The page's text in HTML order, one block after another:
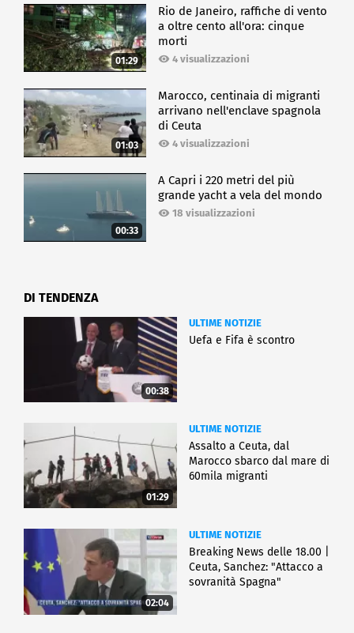
01:29
Rio de Janeiro, raffiche di vento
a oltre cento all'ora: cinque
morti
4 visualizzazioni
01:03
Marocco, centinaia di migranti
arrivano nell'enclave spagnola
di Ceuta
4 visualizzazioni
00:33
A Capri i 220 metri del più
grande yacht a vela del mondo
18 visualizzazioni
DI TENDENZA
00:38
ULTIME NOTIZIE
Uefa e Fifa è scontro
01:29
ULTIME NOTIZIE
Assalto a Ceuta, dal
Marocco sbarco dal mare di
60mila migranti
02:04
ULTIME NOTIZIE
Breaking News delle 18.00 |
Ceuta, Sanchez: "Attacco a
sovranità Spagna"